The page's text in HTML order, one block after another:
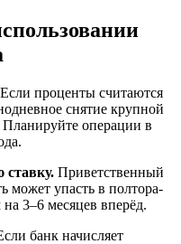
Если проценты считаются
снятие крупной
Планируйте операции в
ставку. Приветственный
может упасть в полтора-
3–6 месяцев вперёд.
банк начисляет